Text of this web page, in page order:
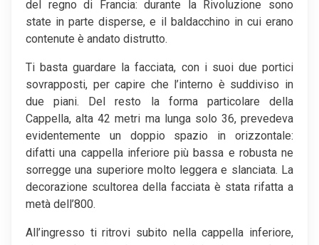
del regno di Francia: durante la Rivoluzione sono
state in parte disperse, e il baldacchino in cui erano
contenute è andato distrutto.
Ti basta guardare la facciata, con i suoi due portici
sovrapposti, per capire che l’interno è suddiviso in
due piani. Del resto la forma particolare della
Cappella, alta 42 metri ma lunga solo 36, prevedeva
evidentemente un doppio spazio in orizzontale:
difatti una cappella inferiore più bassa e robusta ne
sorregge una superiore molto leggera e slanciata. La
decorazione scultorea della facciata è stata rifatta a
metà dell’800.
All’ingresso ti ritrovi subito nella cappella inferiore,